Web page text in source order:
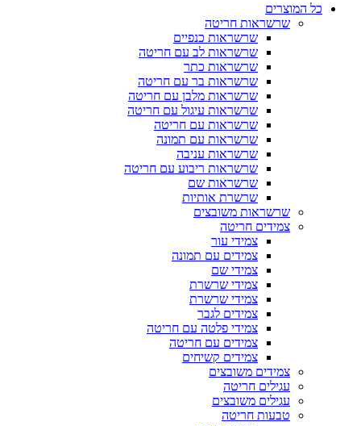
כל המוצרים
שרשראות חריטה
שרשראות כנפיים
שרשראות לב עם חריטה
שרשראות כתר
שרשראות בר עם חריטה
שרשראות מלבן עם חריטה
שרשראות עיגול עם חריטה
שרשראות עם חריטה
שרשראות עם תמונה
שרשראות עניבה
שרשראות ריבוע עם חריטה
שרשראות שם
שרשרת אותיות
שרשראות משובצים
צמידים חריטה
צמידי עור
צמידים עם תמונה
צמידי שם
צמידי שרשרת
צמידי שרשרת
צמידים לגבר
צמידי פלטה עם חריטה
צמידים עם חריטה
צמידים קשיחים
צמידים משובצים
עגילים חריטה
עגילים משובצים
טבעות חריטה